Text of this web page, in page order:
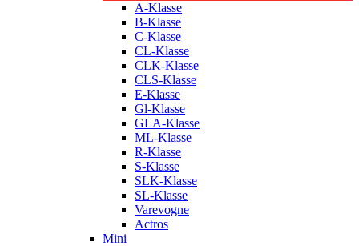
A-Klasse
B-Klasse
C-Klasse
CL-Klasse
CLK-Klasse
CLS-Klasse
E-Klasse
Gl-Klasse
GLA-Klasse
ML-Klasse
R-Klasse
S-Klasse
SLK-Klasse
SL-Klasse
Varevogne
Actros
Mini